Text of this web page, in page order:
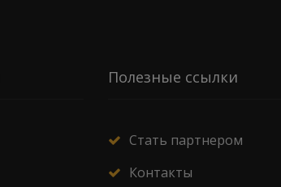
Полезные ссылки
Стать партнером
Контакты